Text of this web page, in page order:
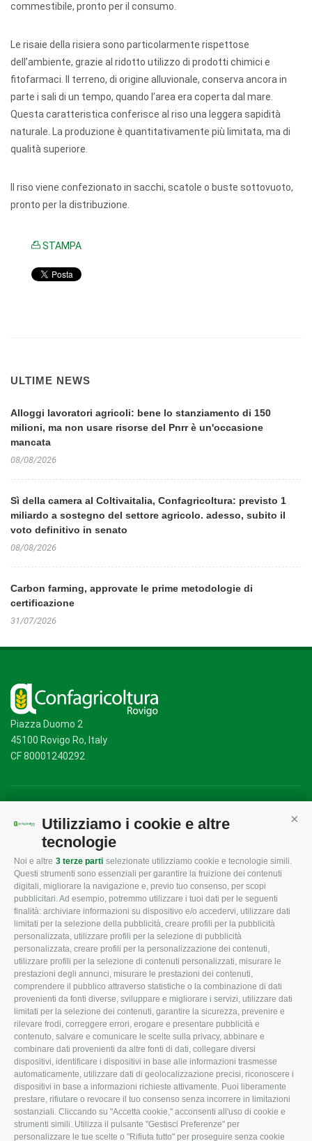
Utilizziamo i cookie e altre
tecnologie
Noi e altre 3 terze parti selezionate utilizziamo cookie e tecnologie simili.
Questi strumenti sono essenziali per garantire la fruizione dei contenuti
digitali, migliorare la navigazione e, previo tuo consenso, per scopi
pubblicitari. Ad esempio, potremmo utilizzare i tuoi dati per le seguenti
finalità: archiviare informazioni su dispositivo e/o accedervi, utilizzare dati
limitati per la selezione della pubblicità, creare profili per la pubblicità
personalizzata, utilizzare profili per la selezione di pubblicità
personalizzata, creare profili per la personalizzazione dei contenuti,
utilizzare profili per la selezione di contenuti personalizzati, misurare le
prestazioni degli annunci, misurare le prestazioni dei contenuti,
comprendere il pubblico attraverso statistiche o la combinazione di dati
provenienti da fonti diverse, sviluppare e migliorare i servizi, utilizzare dati
limitati per la selezione dei contenuti, garantire la sicurezza, prevenire e
rilevare frodi, correggere errori, erogare e presentare pubblicità e
contenuto, salvare e comunicare le scelte sulla privacy, abbinare e
combinare dati provenienti da altre fonti di dati, collegare diversi
dispositivi, identificare i dispositivi in base alle informazioni trasmesse
automaticamente, utilizzare dati di geolocalizzazione precisi, riconoscere i
dispositivi in base a informazioni richieste attivamente. Puoi liberamente
prestare, rifiutare o revocare il tuo consenso senza incorrere in limitazioni
sostanziali. Cliccando su "Accetta cookie," acconsenti all'uso di cookie e
strumenti simili. Utilizza il pulsante "Gestisci Preferenze" per
personalizzare le tue scelte o "Rifiuta tutto" per proseguire senza cookie
commestibile, pronto per il consumo.
Le risaie della risiera sono particolarmente rispettose
dell’ambiente, grazie al ridotto utilizzo di prodotti chimici e
fitofarmaci. Il terreno, di origine alluvionale, conserva ancora in
parte i sali di un tempo, quando l’area era coperta dal mare.
Questa caratteristica conferisce al riso una leggera sapidità
naturale. La produzione è quantitativamente più limitata, ma di
qualità superiore.
Il riso viene confezionato in sacchi, scatole o buste sottovuoto,
pronto per la distribuzione.
STAMPA
ULTIME NEWS
Alloggi lavoratori agricoli: bene lo stanziamento di 150
milioni, ma non usare risorse del Pnrr è un'occasione
mancata
08/08/2026
Sì della camera al Coltivaitalia, Confagricoltura: previsto 1
miliardo a sostegno del settore agricolo. adesso, subito il
voto definitivo in senato
08/08/2026
Carbon farming, approvate le prime metodologie di
certificazione
31/07/2026
Piazza Duomo 2
45100 Rovigo Ro, Italy
CF 80001240292
CONFAGRICOLTURA
ROVIGO
L'Associazione
Missione e Progetto
Organigramma aziendale
I Nostri Servizi
Uffici della Sede
provinciale
Le Sedi di Zona
Agricoltori S.r.l.
Whistleblowing
Confagricoltura Rovigo e
Agricoltori srl
CONFAGRICOLTURA
INFORMA
Tecnico
Fiscale
Lavoro
Ambiente
Associazione
CONFAGRICOLTURA
ATTIVA
Notizie in evidenza
Eventi
Comunicati Stampa
Video